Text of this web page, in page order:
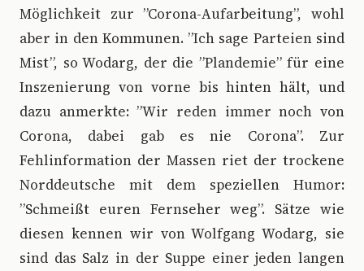
Möglichkeit zur ”Corona-Aufarbeitung”, wohl
aber in den Kommunen. ”Ich sage Parteien sind
Mist”, so Wodarg, der die ”Plandemie” für eine
Inszenierung von vorne bis hinten hält, und
dazu anmerkte: ”Wir reden immer noch von
Corona, dabei gab es nie Corona”. Zur
Fehlinformation der Massen riet der trockene
Norddeutsche mit dem speziellen Humor:
”Schmeißt euren Fernseher weg”. Sätze wie
diesen kennen wir von Wolfgang Wodarg, sie
sind das Salz in der Suppe einer jeden langen